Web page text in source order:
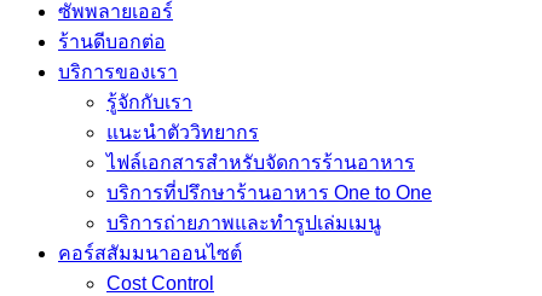
ซัพพลายเออร์
ร้านดีบอกต่อ
บริการของเรา
รู้จักกับเรา
แนะนำตัววิทยากร
ไฟล์เอกสารสำหรับจัดการร้านอาหาร
บริการที่ปรึกษาร้านอาหาร One to One
บริการถ่ายภาพและทำรูปเล่มเมนู
คอร์สสัมมนาออนไซต์
Cost Control